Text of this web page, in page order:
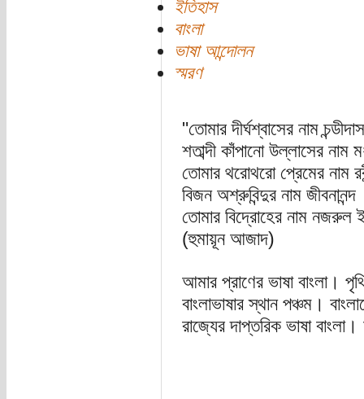
ইতিহাস
বাংলা
ভাষা আন্দোলন
স্মরণ
"তোমার দীর্ঘশ্বাসের নাম চন্ডীদাস
শতাব্দী কাঁপানো উল্লাসের নাম
তোমার থরোথরো প্রেমের নাম
বিজন অশ্রুবিন্দুর নাম জীবনানন্দ
তোমার বিদ্রোহের নাম নজরুল
(হুমায়ূন আজাদ)
আমার প্রাণের ভাষা বাংলা।
বাংলাভাষার স্থান পঞ্চম।
রাজ্যের দাপ্তরিক ভাষা